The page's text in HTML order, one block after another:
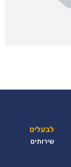
לבעלים
שירותים